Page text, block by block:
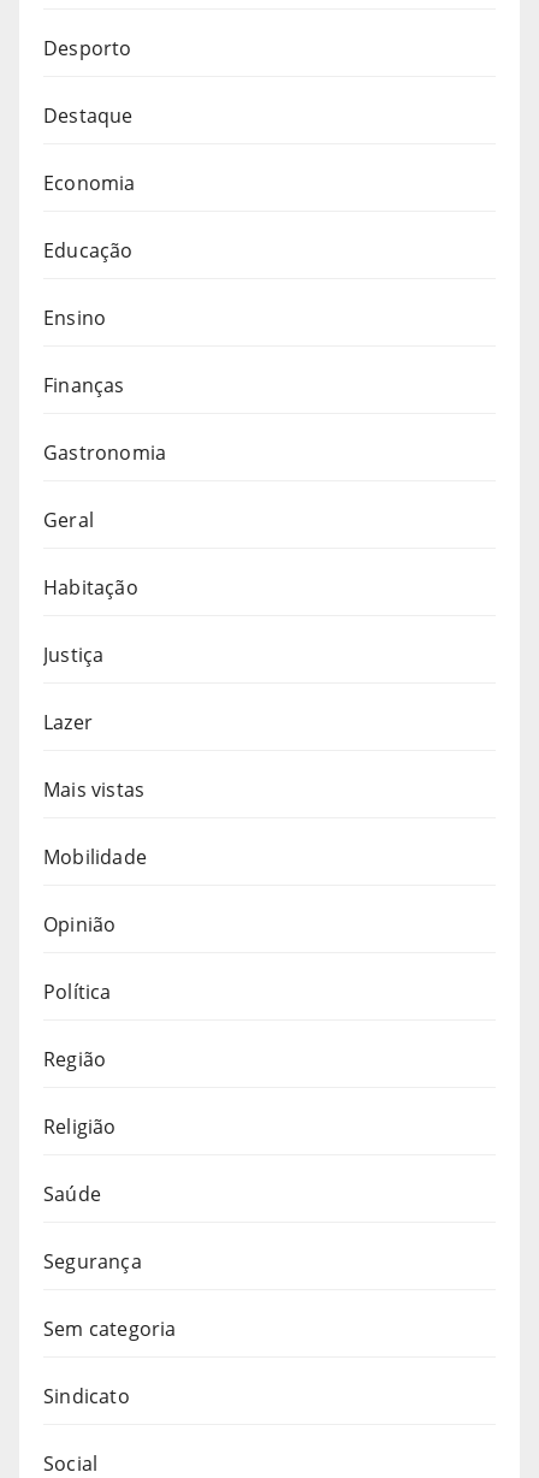
Desporto
Destaque
Economia
Educação
Ensino
Finanças
Gastronomia
Geral
Habitação
Justiça
Lazer
Mais vistas
Mobilidade
Opinião
Política
Região
Religião
Saúde
Segurança
Sem categoria
Sindicato
Social